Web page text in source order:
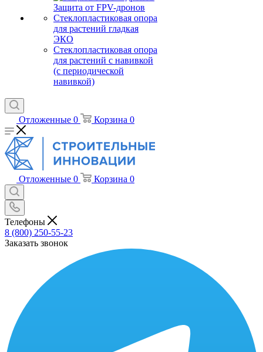
Защита от FPV-дронов
Стеклопластиковая опора
для растений гладкая
ЭКО
Стеклопластиковая опора
для растений с навивкой
(с периодической
навивкой)
Отложенные 0 Корзина 0
Отложенные 0 Корзина 0
Телефоны
8 (800) 250-55-23
Заказать звонок